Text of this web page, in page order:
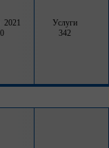
Услуги
342